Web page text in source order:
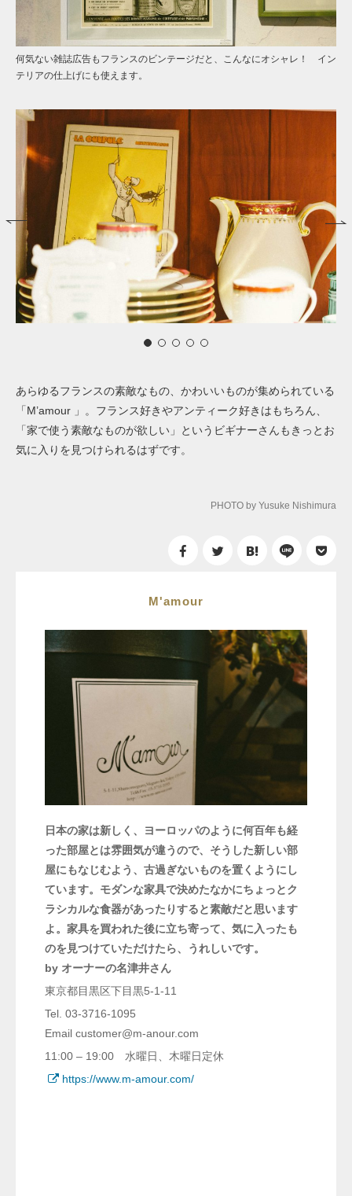
何気ない雑誌広告もフランスのビンテージだと、こんなにオシャレ！ イン
テリアの仕上げにも使えます。
あらゆるフランスの素敵なもの、かわいいものが集められている
「M’amour 」。フランス好きやアンティーク好きはもちろん、
「家で使う素敵なものが欲しい」というビギナーさんもきっとお
気に入りを見つけられるはずです。
PHOTO by Yusuke Nishimura
M'amour
日本の家は新しく、ヨーロッパのように何百年も経
った部屋とは雰囲気が違うので、そうした新しい部
屋にもなじむよう、古過ぎないものを置くようにし
ています。モダンな家具で決めたなかにちょっとク
ラシカルな食器があったりすると素敵だと思います
よ。家具を買われた後に立ち寄って、気に入ったも
のを見つけていただけたら、うれしいです。
by オーナーの名津井さん
東京都目黒区下目黒5-1-11
Tel. 03-3716-1095
Email customer@m-anour.com
11:00 – 19:00 水曜日、木曜日定休
https://www.m-amour.com/